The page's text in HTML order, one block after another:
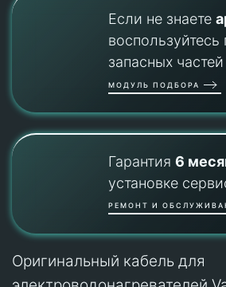
Если не знаете
запасных частей
МОДУЛЬ ПОДБОРА
Гарантия 6
установке
РЕМОНТ И
Оригинальный кабель для